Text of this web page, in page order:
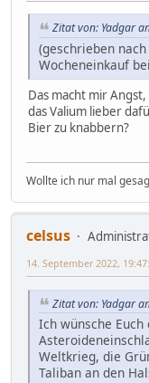
Zitat von: Yadgar
(geschrieben
Wocheneinkauf
Das macht mir
das Valium lieber
Bier zu knabbern?
Wollte ich nur mal
celsus
14. September 2022,
Zitat von: Yadgar
Ich wünsche
Weltkrieg, die
Taliban an den